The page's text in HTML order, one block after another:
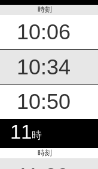
時刻
10:06
10:34
10:50
11時
時刻